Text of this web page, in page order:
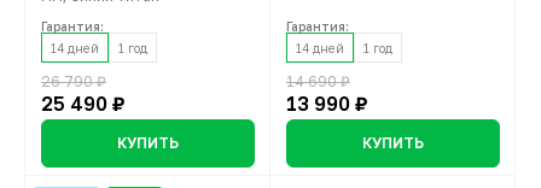
Гарантия:
14 дней
1 год
26 790 ₽
25 490 ₽
КУПИТЬ
Гарантия:
14 дней
1 год
14 690 ₽
13 990 ₽
КУПИТЬ